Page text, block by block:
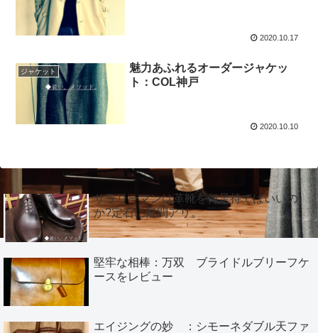
2020.10.17
ジャケット
魅力あふれるオーダージャケッ
ト：COL神戸
2020.10.10
サラリーマンは革靴を何足持てばいいの
か?定石に疑問アリ。
堅牢な相棒：万双 ブライドルブリーフケ
ースをレビュー
エイジングの妙 ：シモーネダブル天ファ